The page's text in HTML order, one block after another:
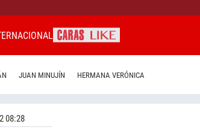
JUAN MINUJÍN HERMANA VERÓNICA
08:28